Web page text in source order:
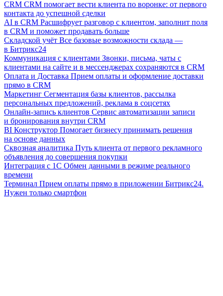
CRM CRM помогает вести клиента по воронке: от первого
контакта до успешной сделки
AI в CRM Расшифрует разговор с клиентом, заполнит поля
в CRM и поможет продавать больше
Складской учёт Все базовые возможности склада —
в Битрикс24
Коммуникация с клиентами Звонки, письма, чаты с
клиентами на сайте и в мессенджерах сохраняются в CRM
Оплата и Доставка Прием оплаты и оформление доставки
прямо в CRM
Маркетинг Сегментация базы клиентов, рассылка
персональных предложений, реклама в соцсетях
Онлайн-запись клиентов Сервис автоматизации записи
и бронирования внутри CRM
BI Конструктор Помогает бизнесу принимать решения
на основе данных
Сквозная аналитика Путь клиента от первого рекламного
объявления до совершения покупки
Интеграция с 1С Обмен данными в режиме реального
времени
Терминал Прием оплаты прямо в приложении Битрикс24.
Нужен только смартфон